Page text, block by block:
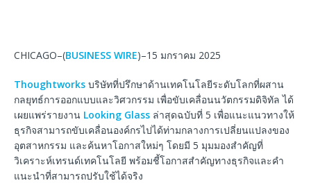
CHICAGO–(BUSINESS WIRE)–15 มกราคม 2025
Thoughtworks บริษัทที่ปรึกษาด้านเทคโนโลยีระดับโลกที่ผสาน
กลยุทธ์การออกแบบและวิศวกรรม เพื่อขับเคลื่อนนวัตกรรมดิจิทัล ได้
เผยแพร่รายงาน Looking Glass ล่าสุดฉบับที่ 5 เพื่อแนะแนวทางให้
ธุรกิจสามารถขับเคลื่อนองค์กรไปได้ท่ามกลางการเปลี่ยนแปลงของ
อุตสาหกรรม และค้นหาโอกาสใหม่ๆ โดยมี 5 มุมมองสำคัญที่
วิเคราะห์เทรนด์เทคโนโลยี พร้อมชี้โอกาสสำคัญทางธุรกิจและคำ
แนะนำที่สามารถปรับใช้ได้จริง